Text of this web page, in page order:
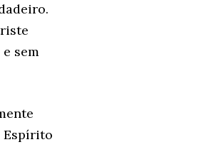
sem
Espírito